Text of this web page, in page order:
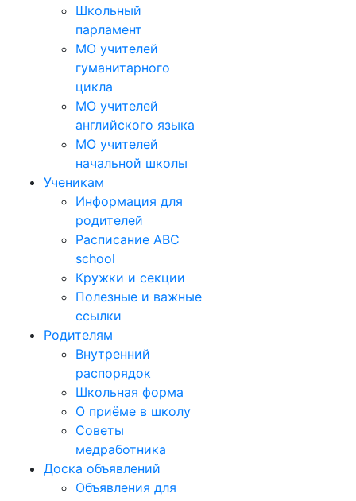
Школьный
парламент
МО учителей
гуманитарного
цикла
МО учителей
английского языка
МО учителей
начальной школы
Ученикам
Информация для
родителей
Расписание ABC
school
Кружки и секции
Полезные и важные
ссылки
Родителям
Внутренний
распорядок
Школьная форма
О приёме в школу
Советы
медработника
Доска объявлений
Объявления для